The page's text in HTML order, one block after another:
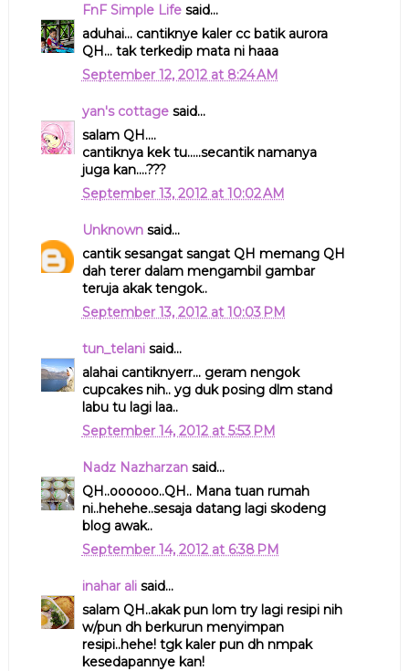
FnF Simple Lifesaid...
aduhai... cantiknye kaler cc batik aurora
QH... tak terkedip mata ni haaa
September 12, 2012 at 8:24 AM
yan's cottagesaid...
salam QH....
cantiknya kek tu.....secantik namanya
juga kan....???
September 13, 2012 at 10:02 AM
Unknownsaid...
cantik sesangat sangat QH memang QH
dah terer dalam mengambil gambar
teruja akak tengok..
September 13, 2012 at 10:03 PM
tun_telanisaid...
alahai cantiknyerr... geram nengok
cupcakes nih.. yg duk posing dlm stand
labu tu lagi laa..
September 14, 2012 at 5:53 PM
Nadz Nazharzansaid...
QH..oooooo..QH.. Mana tuan rumah
ni..hehehe..sesaja datang lagi skodeng
blog awak..
September 14, 2012 at 6:38 PM
inahar alisaid...
salam QH..akak pun lom try lagi resipi nih
w/pun dh berkurun menyimpan
resipi..hehe! tgk kaler pun dh nmpak
kesedapannye kan!